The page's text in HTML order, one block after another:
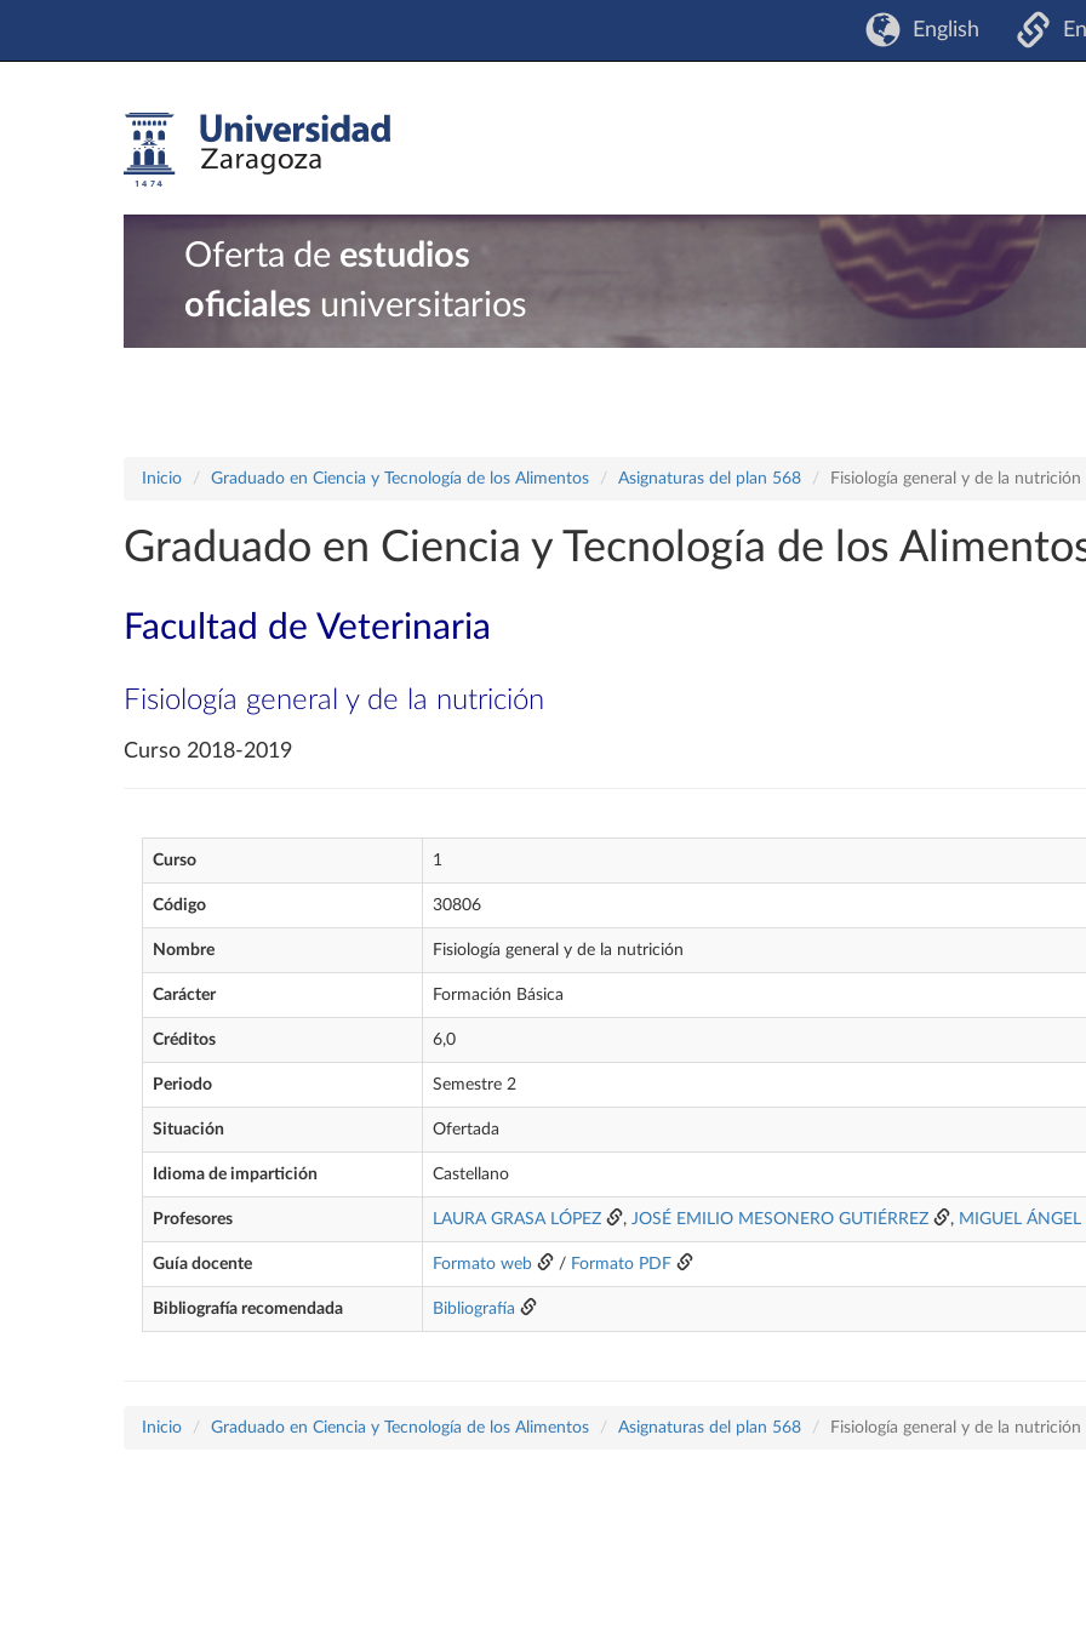
English
Oferta de estudios
oficiales universitarios
Inicio Graduado en Ciencia y Tecnología de los Alimentos Asignaturas del plan 568 Fisiología general y de la nutrición
Graduado en Ciencia y Tecnología de los
Facultad de Veterinaria
Fisiología general y de la nutrición
Curso 2018-2019
Curso 1
Código 30806
Nombre Fisiología general y de la nutrición
Carácter Formación Básica
Créditos 6,0
Periodo Semestre 2
Situación Ofertada
Idioma de impartición Castellano
Profesores LAURA GRASA LÓPEZ , JOSÉ EMILIO MESONERO GUTIÉRREZ , MIGUEL
Guía docente Formato web / Formato PDF
Bibliografía recomendada Bibliografía
Inicio Graduado en Ciencia y Tecnología de los Alimentos Asignaturas del plan 568 Fisiología general y de la nutrición